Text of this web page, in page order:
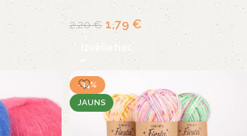
2,20€ 1,79 €
Izvēlieties
-34%
JAUNS